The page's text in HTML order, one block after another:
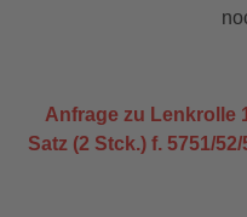
Anfrage zu Lenkrolle
Satz (2 Stck.) f. 5751/